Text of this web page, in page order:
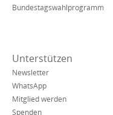
Bundestagswahlprogramm
Unterstützen
Newsletter
WhatsApp
Mitglied werden
Spenden